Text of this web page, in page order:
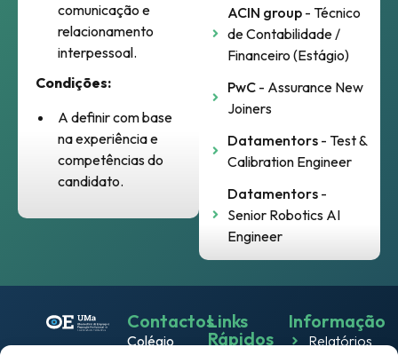
comunicação e
relacionamento
interpessoal.
Condições:
A definir com base
na experiência e
competências do
candidato.
ACIN group - Técnico
de Contabilidade /
Financeiro (Estágio)
PwC - Assurance New
Joiners
Datamentors - Test &
Calibration Engineer
Datamentors -
Senior Robotics AI
Engineer
Contactos
Colégio
Links
Rápidos
Informação
Relatórios